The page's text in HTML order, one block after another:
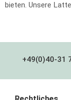
bieten. Unsere
optimale
korrekte
Ihr Komfort
Ihre persönlichen
+49(0)40-31